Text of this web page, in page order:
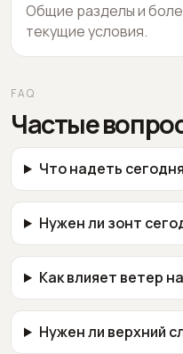
Общие разделы и
текущие условия.
FAQ
Частые
Что надеть
Нужен ли зонт
Как влияет ветер
Нужен ли верхний